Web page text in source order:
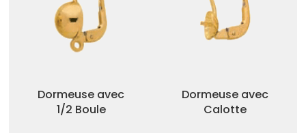
Dormeuse avec
1/2 Boule
Dormeuse avec
Calotte